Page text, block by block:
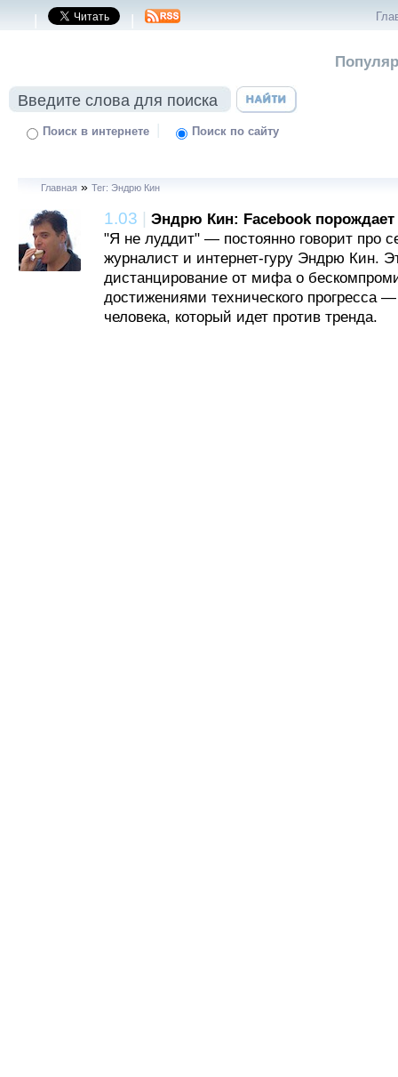
| |
Поиск в интернете | Поиск по сайту
Главная » Тег: Эндрю Кин
1.03
Эндрю Кин: Facebook порождает
"Я не луддит" — постоянно говорит про
журналист и интернет-гуру Эндрю Кин.
дистанцирование от мифа о
достижениями технического прогресса
человека, который идет против тренда.